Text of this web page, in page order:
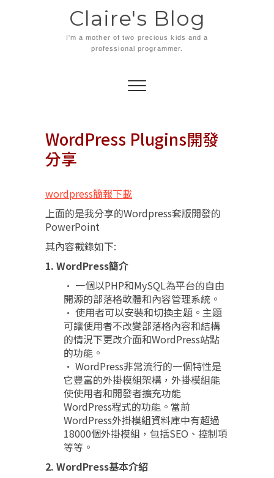
Claire's Blog
I'm a mother of two precious kids and a
professional programmer.
WordPress Plugins開發
分享
wordpress簡報下載
上面的是我分享的Wordpress套版開發的
PowerPoint
其內容截錄如下:
1. WordPress簡介
• 一個以PHP和MySQL為平台的自由
開源的部落格軟體和內容管理系統。
• 使用者可以安裝和切換主題。主題
可讓使用者不改變部落格內容和結構
的情況下更改介面和WordPress站點
的功能。
• WordPress非常流行的一個特性是
它豐富的外掛模組架構，外掛模組能
使使用者和開發者擴充功能
WordPress程式的功能。當前
WordPress外掛模組資料庫中有超過
18000個外掛模組，包括SEO、控制項
等等。
2. WordPress基本介紹